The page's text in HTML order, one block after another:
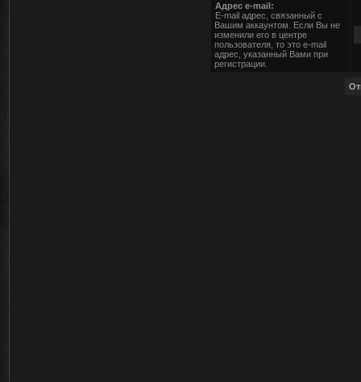
Адрес e-mail:
E-mail адрес, связанный с
Вашим аккаунтом. Если Вы не
изменили его в центре
пользователя, то это e-mail
адрес, указанный Вами при
регистрации.